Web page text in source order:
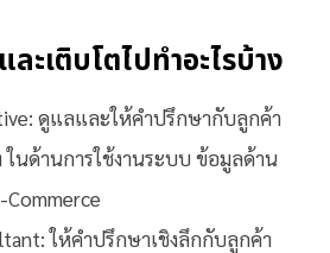
ะเติบโตไปทำอะไรบ้าง
ดูแลและให้คำปรึกษากับลูกค้า
นด้านการใช้งานระบบ ข้อมูลด้าน
ให้คำปรึกษาเชิงลึกกับลูกค้า